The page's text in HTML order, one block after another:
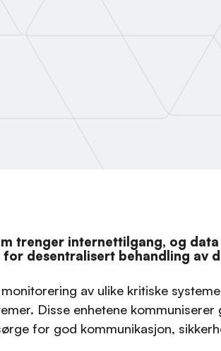
trenger internettilgang, og data
desentralisert behandling av
av ulike kritiske
Disse enhetene kommuniserer
for god kommunikasjon,